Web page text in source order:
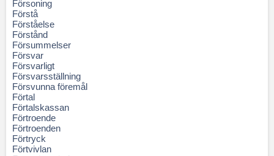
Försoning
Förstå
Förståelse
Förstånd
Försummelser
Försvar
Försvarligt
Försvarsställning
Försvunna föremål
Förtal
Förtalskassan
Förtroende
Förtroenden
Förtryck
Förtvivlan